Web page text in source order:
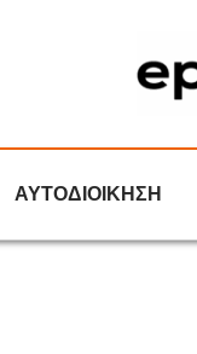
ΑΥΤΟΔΙΟΙΚΗΣΗ